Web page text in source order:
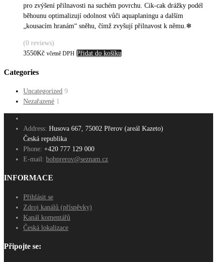
pro zvýšení přilnavosti na suchém povrchu. Cik-cak drážky podél
běhounu optimalizují odolnost vůči aquaplaningu a dalším
„kousacím hranám“ sněhu, čímž zvyšují přilnavost k němu.❄
(0 reviews)
3550Kč včetně DPH Přidat do košíku
Categories
Uncategorized 9
Nezařazené 1
Address: Husova 667, 75002 Přerov (areál Kazeto)
Česká republika
Phone: +420 777 129 000
E-mail: bobprerov@seznam.cz
INFORMACE
Přihlásit se
Zdroj kanálů (příspěvky)
Kanál komentářů
Česká lokalizace
Připojte se: